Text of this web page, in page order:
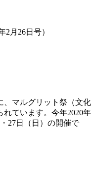
2月26日号）
、マルグリット祭（文化
ています。今年2020年
27日（日）の開催で